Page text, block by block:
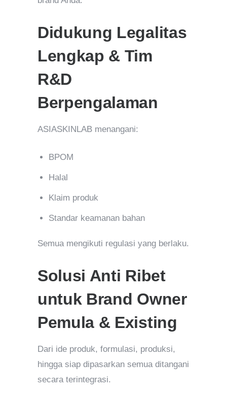
Didukung Legalitas
Lengkap & Tim
R&D
Berpengalaman
ASIASKINLAB menangani:
BPOM
Halal
Klaim produk
Standar keamanan bahan
Semua mengikuti regulasi yang berlaku.
Solusi Anti Ribet
untuk Brand Owner
Pemula & Existing
Dari ide produk, formulasi, produksi,
hingga siap dipasarkan semua ditangani
secara terintegrasi.